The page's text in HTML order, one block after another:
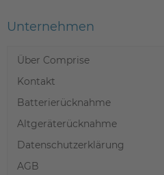
Unternehmen
Über Comprise
Kontakt
Batterierücknahme
Altgeräterücknahme
Datenschutzerklärung
AGB